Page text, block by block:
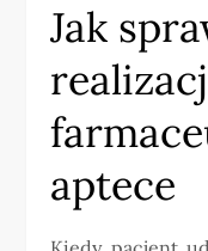
Jak
aptece